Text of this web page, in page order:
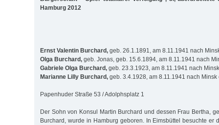
Hamburg 2012
Ernst Valentin Burchard, geb. 26.1.1891, am 8.11.1941 nach
Olga Burchard, geb. Jonas, geb. 15.6.1894, am 8.11.1941 nach
Gabriele Olga Burchard, geb. 23.3.1923, am 8.11.1941 nach
Marianne Lilly Burchard, geb. 3.4.1928, am 8.11.1941 nach Minsk
Papenhuder Straße 53 / Adolphsplatz 1
Der Sohn von Konsul Martin Burchard und dessen Frau Bertha,
Bur­chard, wurde in Hamburg geboren. In Eimsbüttel besuchte er